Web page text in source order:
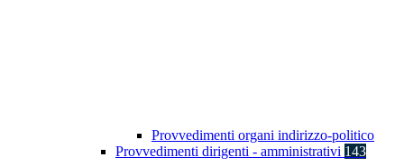
Provvedimenti organi indirizzo-politico
Provvedimenti dirigenti - amministrativi 143